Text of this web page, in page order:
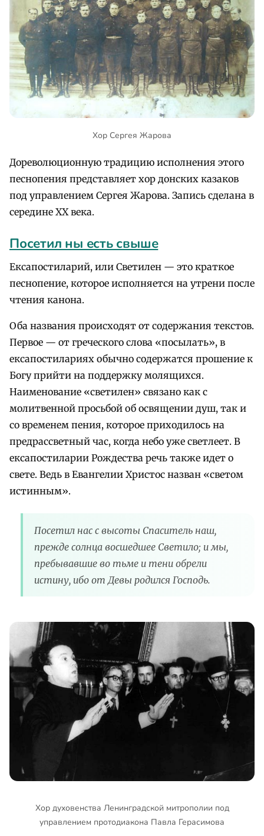
Хор Сергея Жарова
Дореволюционную традицию исполнения этого
песнопения представляет хор донских казаков
под управлением Сергея Жарова. Запись сделана в
середине XX века.
Посетил ны есть свыше
Ексапостиларий, или Светилен — это краткое
песнопение, которое исполняется на утрени после
чтения канона.
Оба названия происходят от содержания текстов.
Первое — от греческого слова «посылать», в
ексапостилариях обычно содержатся прошение к
Богу прийти на поддержку молящихся.
Наименование «светилен» связано как с
молитвенной просьбой об освящении душ, так и
со временем пения, которое приходилось на
предрассветный час, когда небо уже светлеет. В
ексапостиларии Рождества речь также идет о
свете. Ведь в Евангелии Христос назван «светом
истинным».
Посетил нас с высоты Спаситель наш,
прежде солнца восшедшее Светило; и мы,
пребывавшие во тьме и тени обрели
истину, ибо от Девы родился Господь.
Хор духовенства Ленинградской митрополии под
управлением протодиакона Павла Герасимова